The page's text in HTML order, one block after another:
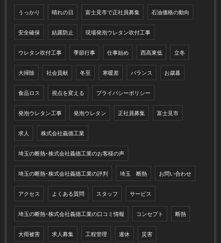
うっかり 晴れの日 富士見市で正社員募集 石油価格の動向
安全確保 結露防止 現場発泡ウレタン吹付工事
ウレタン吹付工事 季節行事 仕事始め 西高東低 立冬
大掃除 社会貢献 冬至 寒暖差 バランス お歳暮
食品ロス 視点を変える プライバシーポリシー
発泡ウレタン工事 発泡ウレタン 正社員募集 富士見市
求人 株式会社義德工業
埼玉の断熱･株式会社義德工業のお客様の声
埼玉の断熱･株式会社義德工業の評判 埼玉 断熱 お問い合わせ
アクセス よくある質問 スタッフ サービス
埼玉の断熱･株式会社義德工業の口コミ情報 コンセプト 断熱
大雨被害 求人募集 工程管理 連休 災害